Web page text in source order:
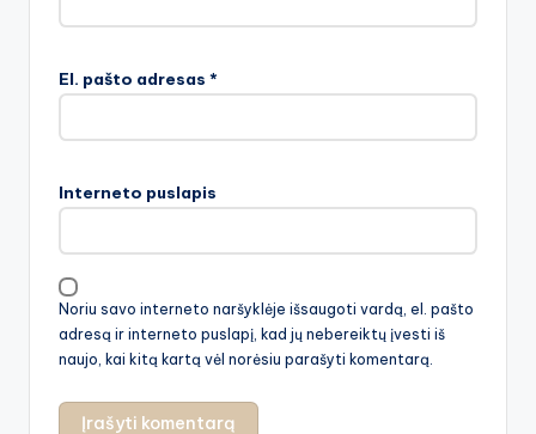
El. pašto adresas *
Interneto puslapis
Noriu savo interneto naršyklėje išsaugoti vardą, el. pašto
adresą ir interneto puslapį, kad jų nebereiktų įvesti iš
naujo, kai kitą kartą vėl norėsiu parašyti komentarą.